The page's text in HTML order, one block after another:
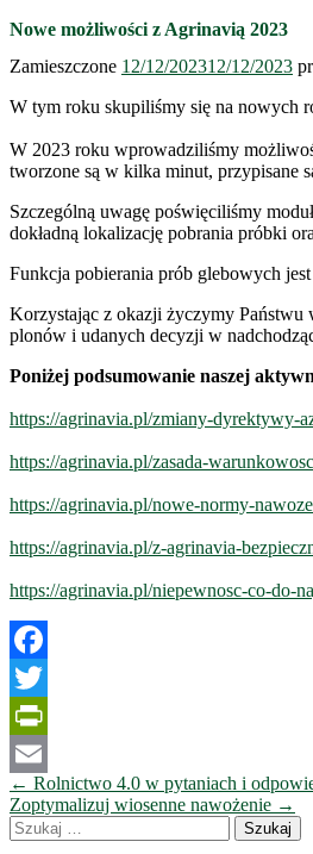
Nowe możliwości z Agrinavią 2023
Zamieszczone 12/12/202312/12/2023
W tym roku skupiliśmy się na nowych
W 2023 roku wprowadziliśmy
tworzone są w kilka minut, przypisane
Szczególną uwagę poświęciliśmy
dokładną lokalizację pobrania próbki
Funkcja pobierania prób glebowych
Korzystając z okazji życzymy Państwu
plonów i udanych decyzji w
Poniżej podsumowanie naszej
https://agrinavia.pl/zmiany-dyrektywy-
https://agrinavia.pl/zasada-
https://agrinavia.pl/nowe-normy-
https://agrinavia.pl/z-agrinavia-
https://agrinavia.pl/niepewnosc-co-do-
Facebook
Twitter
PrintFriendly
Email
Nawigacja
wpisów
← Rolnictwo 4.0 w pytaniach i
Zoptymalizuj wiosenne nawożenie →
Szukaj: